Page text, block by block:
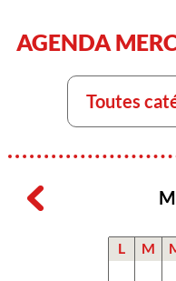
AGENDA
Toutes
L M